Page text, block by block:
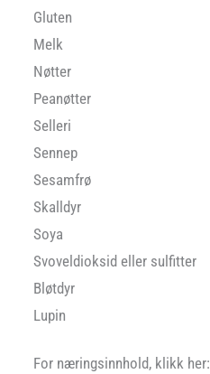
Gluten
Melk
Nøtter
Peanøtter
Selleri
Sennep
Sesamfrø
Skalldyr
Soya
Svoveldioksid eller sulfitter
Bløtdyr
Lupin
For næringsinnhold, klikk her: